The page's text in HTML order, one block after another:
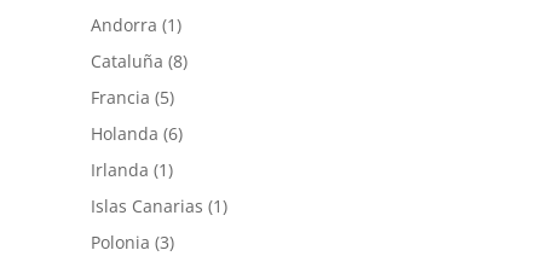
Andorra (1)
Cataluña (8)
Francia (5)
Holanda (6)
Irlanda (1)
Islas Canarias (1)
Polonia (3)